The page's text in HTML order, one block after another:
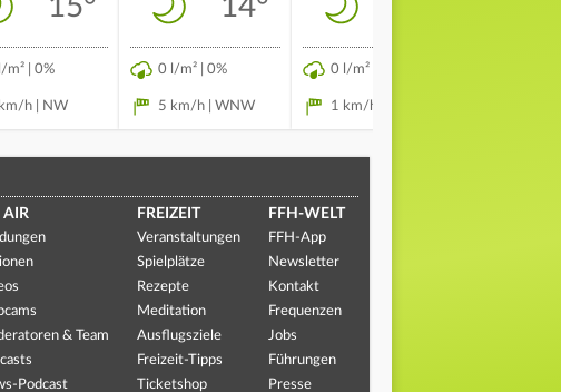
15°
m² | 0%
h | NW
14°
0 l/m² | 0%
5 km/h | WNW
0 l/m² | 0%
1 km/h | NW
AIR
& Team
Podcast
FREIZEIT
Veranstaltungen
Spielplätze
Rezepte
Meditation
Ausflugsziele
Freizeit-Tipps
Ticketshop
FFH-WELT
FFH-App
Newsletter
Kontakt
Frequenzen
Jobs
Führungen
Presse